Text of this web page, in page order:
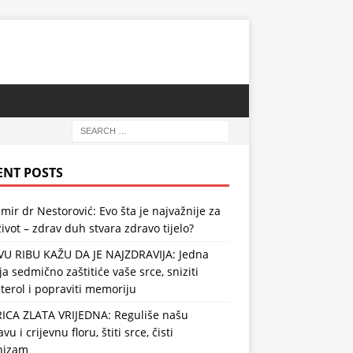
POSTS
dr Nestorović: Evo šta je najvažnije za
– zdrav duh stvara zdravo tijelo?
RIBU KAŽU DA JE NAJZDRAVIJA: Jedna
sedmično zaštitiće vaše srce, sniziti
i popraviti memoriju
ZLATA VRIJEDNA: Reguliše našu
i crijevnu floru, štiti srce, čisti